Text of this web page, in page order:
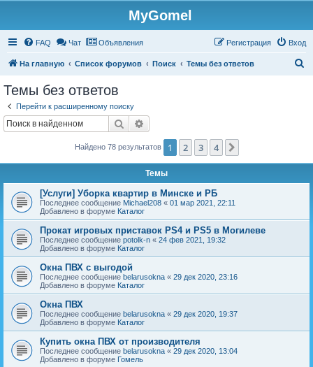
MyGomel
FAQ Чат Объявления Вход
Регистрация
На главную Список форумов Поиск Темы без ответов
Темы без ответов
Перейти к расширенному поиску
Поиск
Найдено 78 результатов 1 2 3 4
Темы
[Услуги] Уборка квартир в Минске и РБ
Последнее сообщение Michael208 « 01 мар 2021, 22:11
Добавлено в форуме Каталог
Прокат игровых приставок PS4 и PS5 в Могилеве
Последнее сообщение potolk-n « 24 фев 2021, 19:32
Добавлено в форуме Каталог
Окна ПВХ с выгодой
Последнее сообщение belarusokna « 29 дек 2020, 23:16
Добавлено в форуме Каталог
Окна ПВХ
Последнее сообщение belarusokna « 29 дек 2020, 19:37
Добавлено в форуме Каталог
Купить окна ПВХ от производителя
Последнее сообщение belarusokna « 29 дек 2020, 13:04
Добавлено в форуме Гомель